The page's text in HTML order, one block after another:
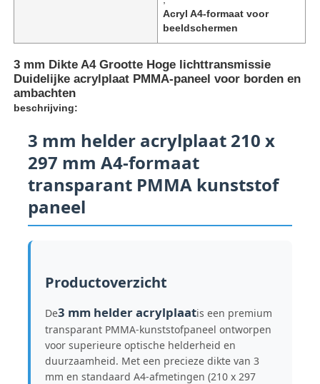
Over ons
Acryl A4-formaat voor
beeldschermen
3 mm Dikte A4 Grootte Hoge lichttransmissie
Duidelijke acrylplaat PMMA-paneel voor borden en
ambachten
beschrijving:
3 mm helder acrylplaat 210 x
297 mm A4-formaat
transparant PMMA kunststof
paneel
Productoverzicht
De3 mm helder acrylplaatis een premium
transparant PMMA-kunststofpaneel ontworpen
voor superieure optische helderheid en
duurzaamheid. Met een precieze dikte van 3
mm en standaard A4-afmetingen (210 x 297